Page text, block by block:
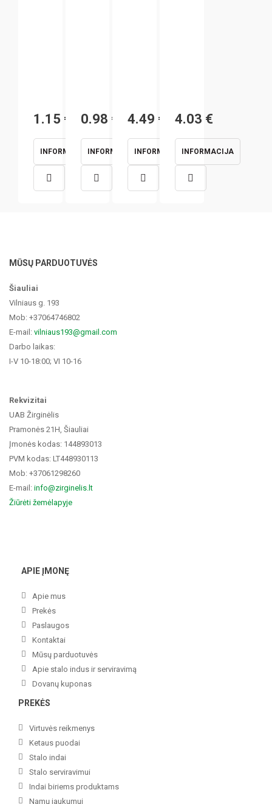
1.15 €
INFORMACIJA
0.98 €
INFORMACIJA
4.49 €
INFORMACIJA
4.03 €
INFORMACIJA
MŪSŲ PARDUOTUVĖS
Šiauliai
Vilniaus g. 193
Mob: +37064746802
E-mail: vilniaus193@gmail.com
Darbo laikas:
I-V 10-18:00; VI 10-16
Rekvizitai
UAB Žirginėlis
Pramonės 21H, Šiauliai
Įmonės kodas: 144893013
PVM kodas: LT448930113
Mob: +37061298260
E-mail: info@zirginelis.lt
Žiūrėti žemėlapyje
APIE ĮMONĘ
Apie mus
Prekės
Paslaugos
Kontaktai
Mūsų parduotuvės
Apie stalo indus ir serviravimą
Dovanų kuponas
PREKĖS
Virtuvės reikmenys
Ketaus puodai
Stalo indai
Stalo serviravimui
Indai biriems produktams
Namų jaukumui